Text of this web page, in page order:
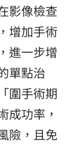
影像檢查
增加手術
進一步增
單點治
圍手術期
成功率，
險，且免